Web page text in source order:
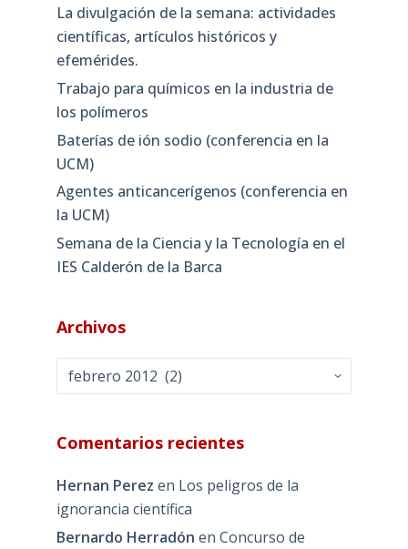
La divulgación de la semana: actividades
científicas, artículos históricos y
efemérides.
Trabajo para químicos en la industria de
los polímeros
Baterías de ión sodio (conferencia en la
UCM)
Agentes anticancerígenos (conferencia en
la UCM)
Semana de la Ciencia y la Tecnología en el
IES Calderón de la Barca
Archivos
Archivos
Comentarios recientes
Hernan Perez en Los peligros de la
ignorancia científica
Bernardo Herradón en Concurso de